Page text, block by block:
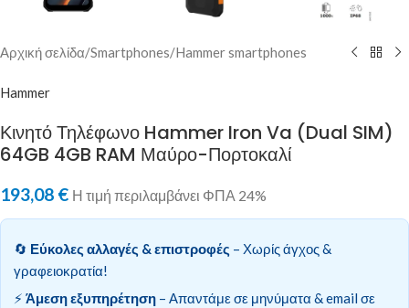
Αρχική σελίδα/Smartphones/Hammer smartphones
Hammer
Κινητό Τηλέφωνο Hammer Iron Va (Dual SIM)
64GB 4GB RAM Μαύρο-Πορτοκαλί
193,08 € Η τιμή περιλαμβάνει ΦΠΑ 24%
🔄 Εύκολες αλλαγές & επιστροφές – Χωρίς άγχος &
γραφειοκρατία!
⚡ Άμεση εξυπηρέτηση – Απαντάμε σε μηνύματα & email σε